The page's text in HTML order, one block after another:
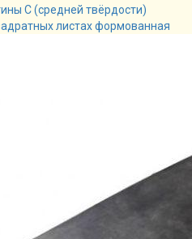
листах формованная